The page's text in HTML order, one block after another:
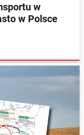
w
w Polsce